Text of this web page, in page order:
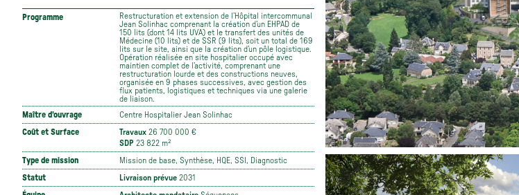
Programme
Restructuration et extension de l’Hôpital intercommunal
Jean Solinhac comprenant la création d’un EHPAD de
150 lits (dont 14 lits UVA) et le transfert des unités de
Médecine (10 lits) et de SSR (9 lits), soit un total de 169
lits sur le site, ainsi que la création d’un pôle logistique.
Opération réalisée en site hospitalier occupé avec
maintien complet de l’activité, comprenant une
restructuration lourde et des constructions neuves,
organisée en 9 phases successives, avec gestion des
flux patients, logistiques et techniques via une galerie
de liaison.
Maître d'ouvrage
Centre Hospitalier Jean Solinhac
Coût et Surface Travaux 26 700 000 €
SDP 23 822 m²
Type de mission Mission de base, Synthèse, HQE, SSI, Diagnostic
Statut Livraison prévue 2031